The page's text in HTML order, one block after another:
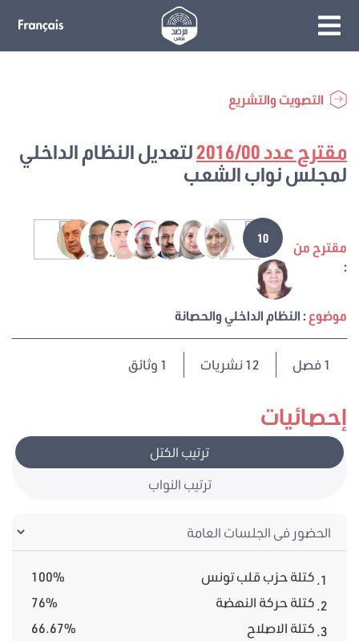
التصويت والتشريع
إحصائيات
ترتيب الكتل
ترتيب النواب
1. كتلة حزب قلب تونس
100%
2. كتلة حركة النهضة
76%
3. كتلة الاصلاح
66.67%
مقترح عدد 2016/00
لتعديل النظام الداخلي
لمجلس نواب الشعب
مقترح من
:
10
موضوع: النظام الداخلي والحصانة
1فصل 12 نشريات 1 وثائق